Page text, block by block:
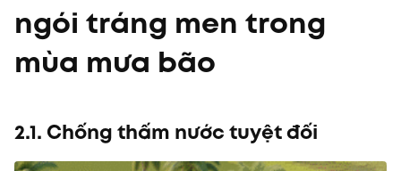
ngói tráng men trong
mùa mưa bão
2.1. Chống thấm nước tuyệt đối